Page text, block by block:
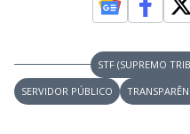
STF (SUPREMO
SERVIDOR PÚBLICO